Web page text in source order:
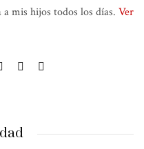
mis hijos todos los días. Ver